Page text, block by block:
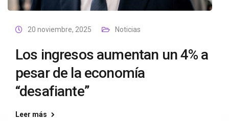
20 noviembre, 2025 Noticias
Los ingresos aumentan un 4% a
pesar de la economía
“desafiante”
Leer más